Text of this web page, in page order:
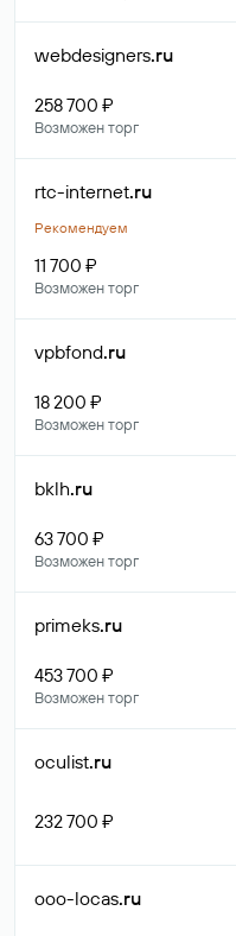
webdesigners.ru
258 700 ₽
Возможен торг
rtc-internet.ru
Рекомендуем
11 700 ₽
Возможен торг
vpbfond.ru
18 200 ₽
Возможен торг
bklh.ru
63 700 ₽
Возможен торг
primeks.ru
453 700 ₽
Возможен торг
oculist.ru
232 700 ₽
ooo-locas.ru